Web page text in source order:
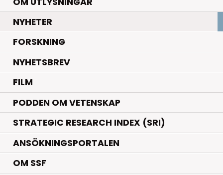
NYHETER.
FORSKNING.
NYHETSBREV
FILM
PODDEN OM VETENSKAP
STRATEGIC RESEARCH INDEX (SRI)
ANSÖKNINGSPORTALEN
OM SSF